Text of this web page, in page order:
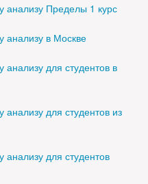
анализу Пределы 1 курс
анализу в Москве
анализу для студентов в
для студентов из
анализу для студентов